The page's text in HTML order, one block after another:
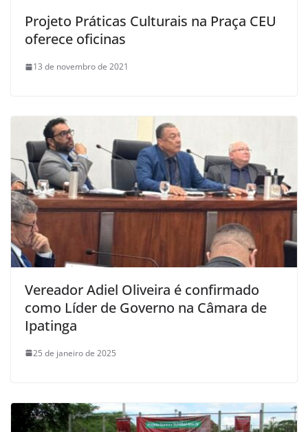
Projeto Práticas Culturais na Praça CEU
oferece oficinas
13 de novembro de 2021
Vereador Adiel Oliveira é confirmado
como Líder de Governo na Câmara de
Ipatinga
25 de janeiro de 2025